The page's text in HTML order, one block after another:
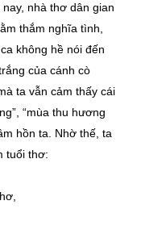
nhà thơ dân gian
thắm nghĩa tình,
không hề nói đến
của cánh cò
ta vẫn cảm thấy cái
“mùa thu hương
hồn ta. Nhờ thế, ta
tuổi thơ: